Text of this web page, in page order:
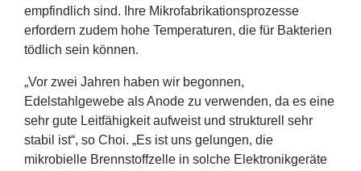
empfindlich sind. Ihre Mikrofabrikationsprozesse
erfordern zudem hohe Temperaturen, die für Bakterien
tödlich sein können.
„Vor zwei Jahren haben wir begonnen,
Edelstahlgewebe als Anode zu verwenden, da es eine
sehr gute Leitfähigkeit aufweist und strukturell sehr
stabil ist“, so Choi. „Es ist uns gelungen, die
mikrobielle Brennstoffzelle in solche Elektronikgeräte